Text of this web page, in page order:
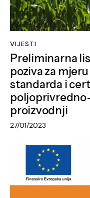
VIJESTI
Preliminarna
poziva za
standarda i
proizvodnji
27/01/2023